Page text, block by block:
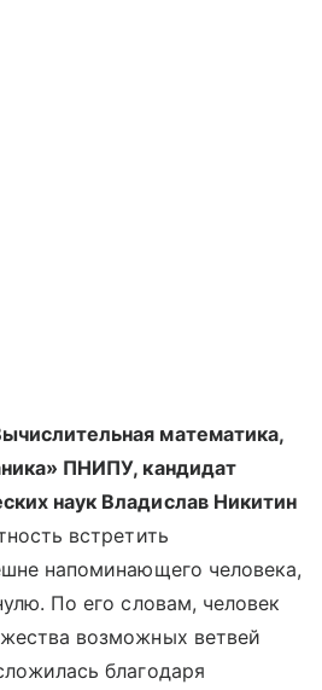
математика,
ПНИПУ, кандидат
наук Владислав Никитин
встретить
напоминающего человека,
По его словам, человек
возможных ветвей
благодаря